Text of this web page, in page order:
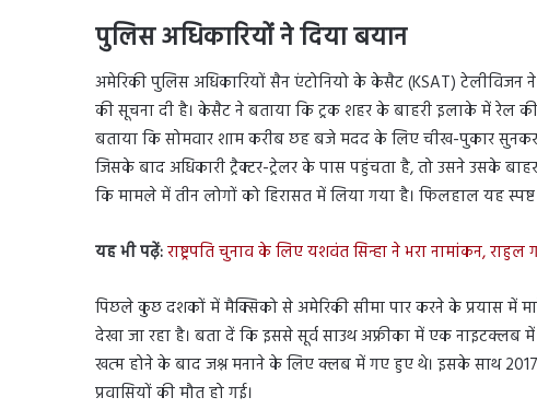
पुलिस अधिकारियों ने दिया बयान
अमेरिकी पुलिस अधिकारियों सैन एंटोनियो के केसैट (KSAT)
की सूचना दी है। केसैट ने बताया कि ट्रक शहर के बाहरी इलाके में रेल
बताया कि सोमवार शाम करीब छह बजे मदद के लिए चीख-पुकार
जिसके बाद अधिकारी ट्रैक्टर-ट्रेलर के पास पहुंचता है, तो उसने उसके
कि मामले में तीन लोगों को हिरासत में लिया गया है। फिलहाल यह
यह भी पढ़ें:राष्ट्रपति चुनाव के लिए यशवंत सिन्हा ने भरा नामांकन,
पिछले कुछ दशकों में मैक्सिको से अमेरिकी सीमा पार करने के प्रयास में
देखा जा रहा है। बता दें कि इससे सूर्व साउथ अफ्रीका में एक नाइटक्लब
खत्म होने के बाद जश्न मनाने के लिए क्लब में गए हुए थे। इसके साथ
प्रवासियों की मौत हो गई।